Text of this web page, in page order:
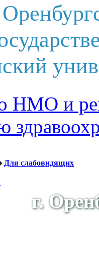
НМО и
Для слабовидящих
г.